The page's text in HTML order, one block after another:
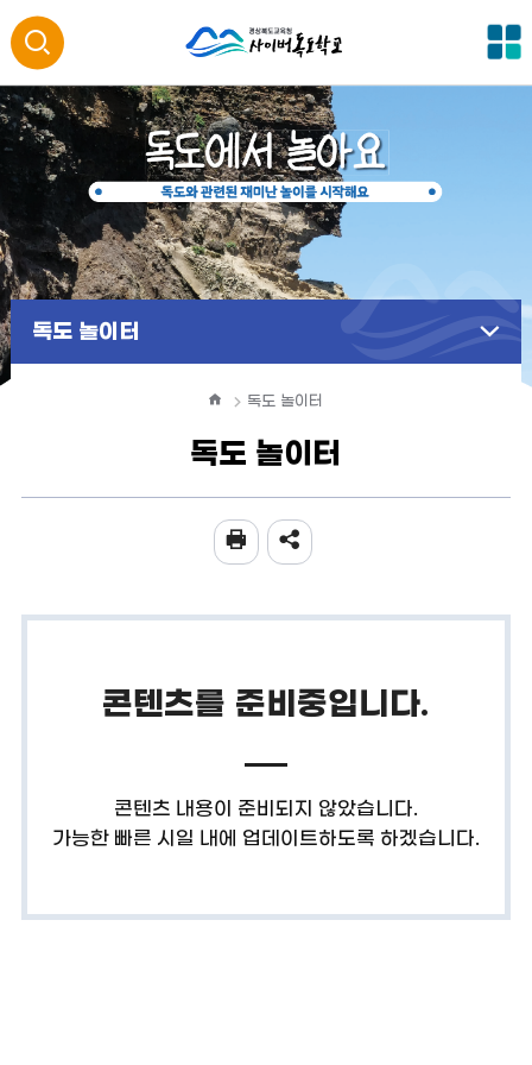
통
합
검
색
열
기
전
독도 놀이터
홈 독도 놀이터
독도 놀이터
콘텐츠를 준비중입니다.
콘텐츠 내용이 준비되지 않았습니다.
가능한 빠른 시일 내에 업데이트하도록 하겠습니다.